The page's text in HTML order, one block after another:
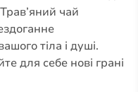
чай
тіла і душі.
для себе нові грані